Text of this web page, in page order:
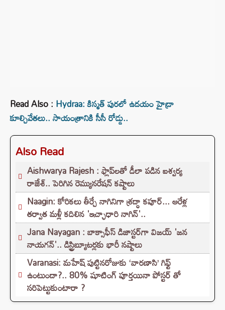
Read Also : Hydraa: కిస్మత్ పురలో ఉద‌యం హైడ్రా
కూల్చివేత‌లు.. సాయంత్రానికి సీసీ రోడ్డు..
Also Read
Aishwarya Rajesh : ఫ్లాప్‌లతో డీలా పడిన ఐశ్వర్య
రాజేశ్.. పెరిగిన రెమ్యునరేషన్‌ కష్టాలు
Naagin: కోరికలు తీర్చే నాగినిగా శ్రద్ధా కపూర్... ఆరేళ్ల
తర్వాత మళ్లీ కదిలిన 'ఇచ్ఛాధారి నాగిన్'..
Jana Nayagan : బాక్సాఫీస్ డిజాస్టర్‌గా విజయ్ 'జన
నాయగన్'.. డిస్ట్రిబ్యూటర్లకు భారీ నష్టాలు
Varanasi: మహేష్ పుట్టినరోజుకు ‘వారణాసి’ గిఫ్ట్
ఉంటుందా?.. 80% షూటింగ్ పూర్తయినా పోస్టర్ తో
సరిపెట్టుకుంటారా ?